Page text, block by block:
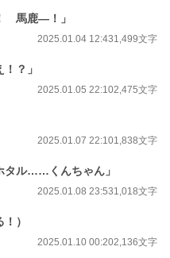
馬鹿―！」
2025.01.04 12:431,499文字
？」
2025.01.05 22:102,475文字
2025.01.07 22:101,838文字
タル……くんちゃん」
2025.01.08 23:531,018文字
）
2025.01.10 00:202,136文字